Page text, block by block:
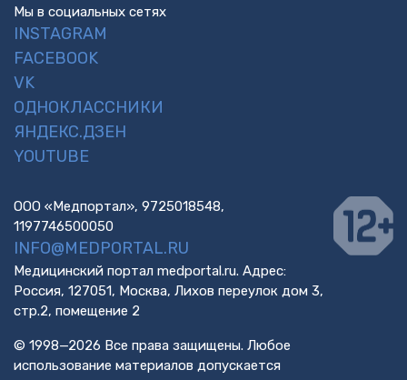
Мы в социальных сетях
INSTAGRAM
FACEBOOK
VK
ОДНОКЛАССНИКИ
ЯНДЕКС.ДЗЕН
YOUTUBE
ООО «Медпортал», 9725018548,
1197746500050
INFO@MEDPORTAL.RU
Медицинский портал medportal.ru. Адрес:
Россия, 127051, Москва, Лихов переулок дом 3,
стр.2, помещение 2
© 1998—2026 Все права защищены. Любое
использование материалов допускается